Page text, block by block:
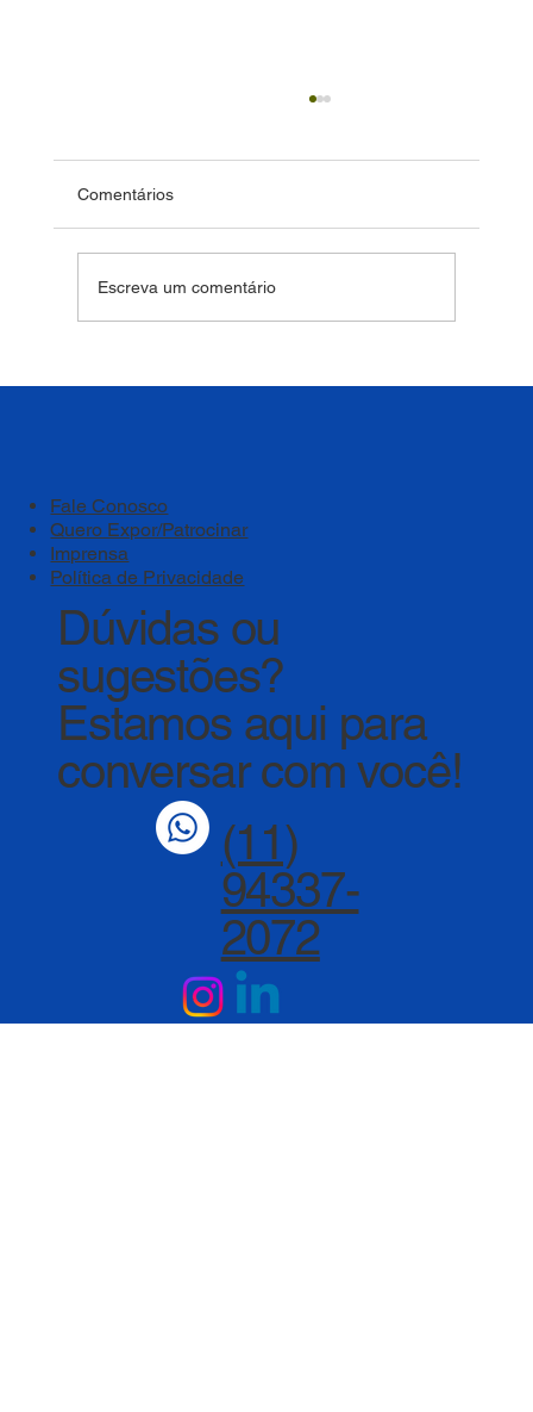
Comentários
Escreva um comentário
Fale Conosco
Quero Expor/Patrocinar
Imprensa
Política de Privacidade
Dúvidas ou
sugestões?
Estamos aqui para
conversar com você!
(11)
94337-
2072